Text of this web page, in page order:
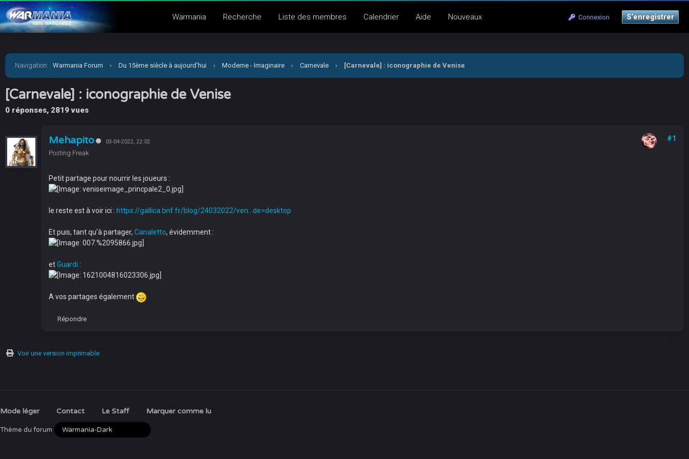
Connexion S’enregistrer
Warmania Recherche Liste des membres Calendrier Aide Nouveaux
Navigation: Warmania Forum › Du 15ème siècle à aujourd'hui › Moderne - Imaginaire › Carnevale › [Carnevale] : iconographie de Venise
[Carnevale] : iconographie de Venise
0 réponses, 2819 vues
Mehapito 03-04-2022, 22:02
Posting Freak
#1
Petit partage pour nourrir les joueurs :
le reste est à voir ici : https://gallica.bnf.fr/blog/24032022/ven...de=desktop
Et puis, tant qu'à partager, Canaletto, évidemment :
etGuardi :
A vos partages également
Répondre
Voir une version imprimable
Mode léger Contact Le Staff Marquer comme lu
Thème du forum